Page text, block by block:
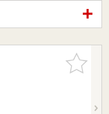
お気に入
りに追加